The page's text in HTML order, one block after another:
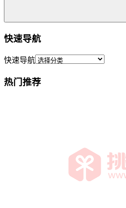
快速导航
快速导航
热门推荐